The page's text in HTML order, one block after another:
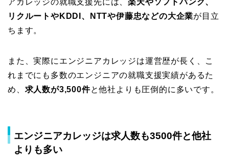
アカレッジの就職支援先には、楽天やソフトバンク、
リクルートやKDDI、NTTや伊藤忠などの大企業が目立
ちます。
また、実際にエンジニアカレッジは運営歴が長く、こ
れまでにも多数のエンジニアの就職支援実績があるた
め、 求人数が3,500件と他社よりも圧倒的に多いです。
エンジニアカレッジは求人数も3500件と他社
よりも多い